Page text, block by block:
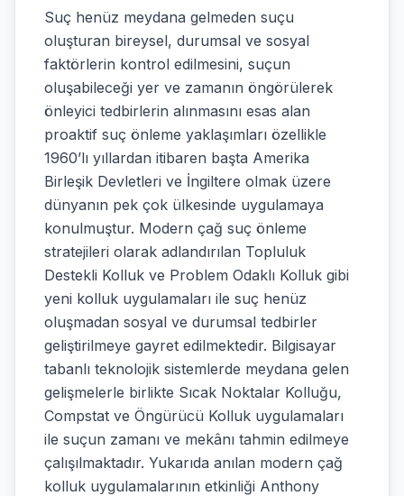
Suç henüz meydana gelmeden suçu
oluşturan bireysel, durumsal ve sosyal
faktörlerin kontrol edilmesini, suçun
oluşabileceği yer ve zamanın öngörülerek
önleyici tedbirlerin alınmasını esas alan
proaktif suç önleme yaklaşımları özellikle
1960’lı yıllardan itibaren başta Amerika
Birleşik Devletleri ve İngiltere olmak üzere
dünyanın pek çok ülkesinde uygulamaya
konulmuştur. Modern çağ suç önleme
stratejileri olarak adlandırılan Topluluk
Destekli Kolluk ve Problem Odaklı Kolluk gibi
yeni kolluk uygulamaları ile suç henüz
oluşmadan sosyal ve durumsal tedbirler
geliştirilmeye gayret edilmektedir. Bilgisayar
tabanlı teknolojik sistemlerde meydana gelen
gelişmelerle birlikte Sıcak Noktalar Kolluğu,
Compstat ve Öngürücü Kolluk uygulamaları
ile suçun zamanı ve mekânı tahmin edilmeye
çalışılmaktadır. Yukarıda anılan modern çağ
kolluk uygulamalarının etkinliği Anthony